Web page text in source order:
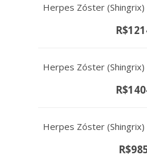
Herpes Zóster (Shingrix)
Herpes Zóster (Shingrix)
Herpes Zóster (Shingrix)